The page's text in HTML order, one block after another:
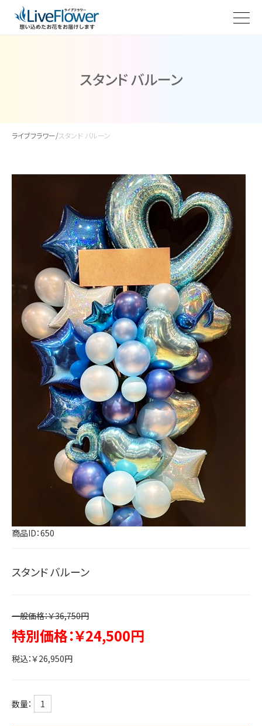
スタンド バルーン
ライブフラワー/スタンド バルーン
商品ID：650
スタンド バルーン
一般価格：￥36,750円
特別価格：￥24,500円
税込：￥26,950円
数量：